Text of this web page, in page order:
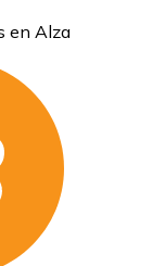
en Alza